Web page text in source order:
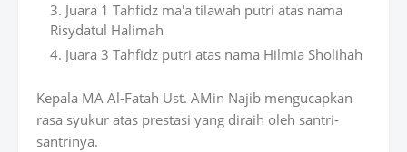
Juara 1 Tahfidz ma'a tilawah putri atas nama
Risydatul Halimah
Juara 3 Tahfidz putri atas nama Hilmia Sholihah
Kepala MA Al-Fatah Ust. AMin Najib mengucapkan
rasa syukur atas prestasi yang diraih oleh santri-
santrinya.